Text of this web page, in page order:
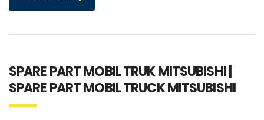
SPARE PART MOBIL TRUK MITSUBISHI |
SPARE PART MOBIL TRUCK MITSUBISHI